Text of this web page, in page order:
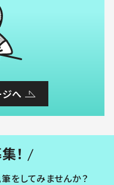
へ
！
をしてみませんか？